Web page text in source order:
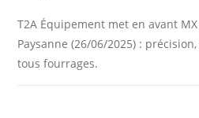
T2A Équipement met en avant
Paysanne (26/06/2025) :
tous fourrages.